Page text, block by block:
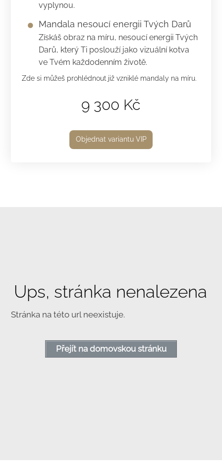
vyplynou.
Mandala nesoucí energii Tvých Darů
Získáš obraz na míru, nesoucí energii Tvých
Darů, který Ti poslouží jako vizuální kotva
ve Tvém každodenním životě.
Zde si můžeš prohlédnout již vzniklé mandaly na míru.
9 300 Kč
Objednat variantu VIP
Ups, stránka nenalezena
Stránka na této url neexistuje.
Přejít na domovskou stránku